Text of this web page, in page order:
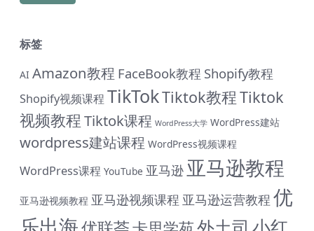
标签
AI Amazon教程 FaceBook教程 Shopify教程
Shopify视频课程TikTokTiktok教程Tiktok
视频教程Tiktok课程 WordPress大学 WordPress建站
wordpress建站课程 WordPress视频课程
WordPress课程 YouTube 亚马逊 亚马逊教程
亚马逊视频教程 亚马逊视频课程 亚马逊运营教程 优